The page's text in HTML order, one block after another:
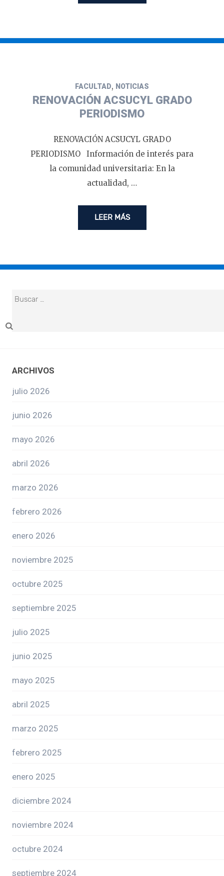
FACULTAD, NOTICIAS
RENOVACIÓN ACSUCYL GRADO
PERIODISMO
RENOVACIÓN ACSUCYL GRADO
PERIODISMO Información de interés para
la comunidad universitaria: En la
actualidad, …
LEER MÁS
ARCHIVOS
julio 2026
junio 2026
mayo 2026
abril 2026
marzo 2026
febrero 2026
enero 2026
noviembre 2025
octubre 2025
septiembre 2025
julio 2025
junio 2025
mayo 2025
abril 2025
marzo 2025
febrero 2025
enero 2025
diciembre 2024
noviembre 2024
octubre 2024
septiembre 2024